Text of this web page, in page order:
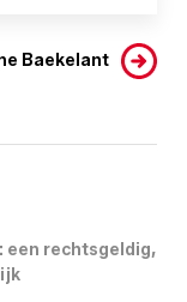
Baekelant
een rechtsgeldig,